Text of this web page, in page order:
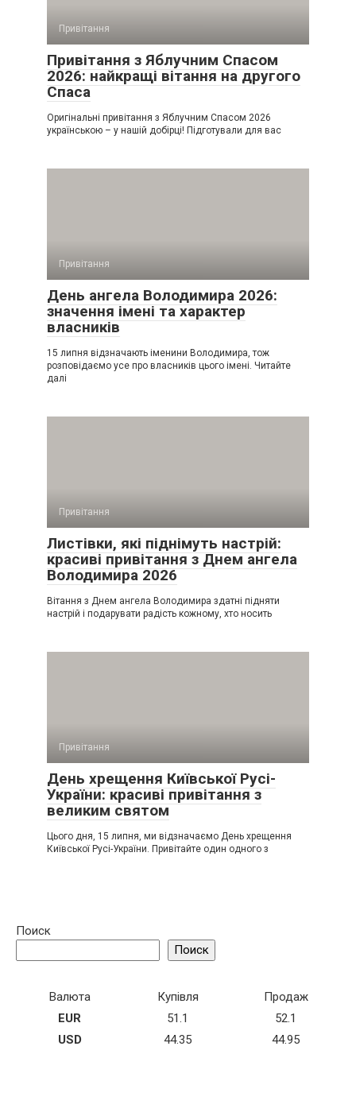
Привітання
Привітання з Яблучним Спасом
2026: найкращі вітання на другого
Спаса
Оригінальні привітання з Яблучним Спасом 2026
українською – у нашій добірці! Підготували для вас
Привітання
День ангела Володимира 2026:
значення імені та характер
власників
15 липня відзначають іменини Володимира, тож
розповідаємо усе про власників цього імені. Читайте
далі
Привітання
Листівки, які піднімуть настрій:
красиві привітання з Днем ангела
Володимира 2026
Вітання з Днем ангела Володимира здатні підняти
настрій і подарувати радість кожному, хто носить
Привітання
День хрещення Київської Русі-
України: красиві привітання з
великим святом
Цього дня, 15 липня, ми відзначаємо День хрещення
Київської Русі-України. Привітайте один одного з
Поиск
Поиск
Валюта Купівля
Продаж
EUR
51.1
52.1
USD
44.35 44.95